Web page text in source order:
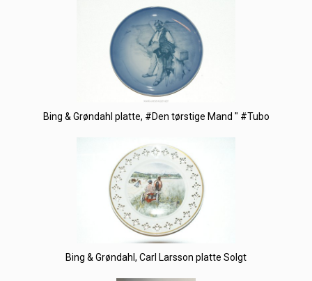
Bing & Grøndahl platte, #Den tørstige Mand " #Tubo
Bing & Grøndahl, Carl Larsson platte Solgt